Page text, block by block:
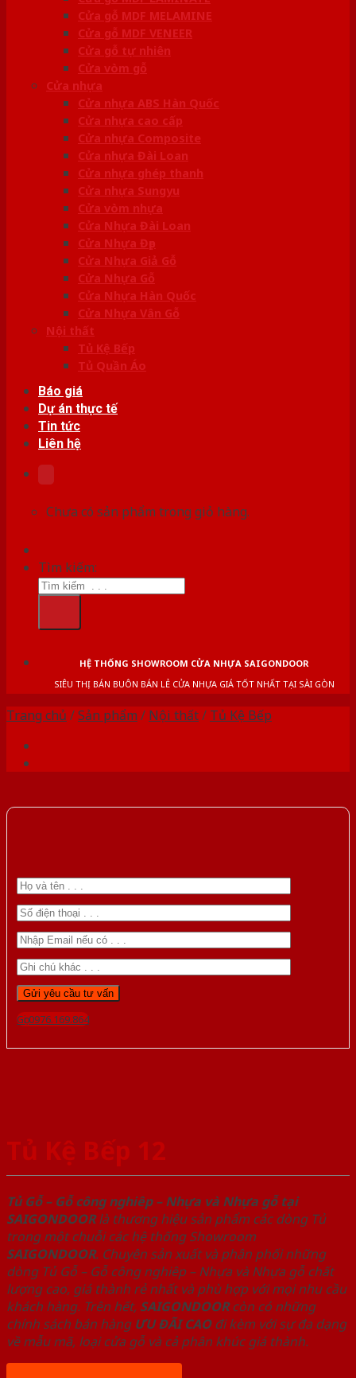
Cửa gỗ MDF MELAMINE
Cửa gỗ MDF VENEER
Cửa gỗ tự nhiên
Cửa vòm gỗ
Cửa nhựa
Cửa nhựa ABS Hàn Quốc
Cửa nhựa cao cấp
Cửa nhựa Composite
Cửa nhựa Đài Loan
Cửa nhựa ghép thanh
Cửa nhựa Sungyu
Cửa vòm nhựa
Cửa Nhựa Đài Loan
Cửa Nhựa Đẹp
Cửa Nhựa Giả Gỗ
Cửa Nhựa Gỗ
Cửa Nhựa Hàn Quốc
Cửa Nhựa Vân Gỗ
Nội thất
Tủ Kệ Bếp
Tủ Quần Áo
Báo giá
Dự án thực tế
Tin tức
Liên hệ
Chưa có sản phẩm trong giỏ hàng.
Tìm kiếm:
HỆ THỐNG SHOWROOM CỬA NHỰA SAIGONDOOR
SIÊU THỊ BÁN BUÔN BÁN LẺ CỬA NHỰA GIÁ TỐT NHẤT TẠI SÀI GÒN
Trang chủ /Sản phẩm / Nội thất/ Tủ Kệ Bếp
Gọi 0976.169.864
Tủ Kệ Bếp 12
Tủ Gỗ – Gỗ công nghiêp – Nhựa và Nhựa gỗ tại
SAIGONDOORlà thương hiệu sản phẩm các dòng Tủ
trong một chuỗi các hệ thống Showroom
SAIGONDOOR. Chuyên sản xuất và phân phối những
dòng Tủ Gỗ – Gỗ công nghiêp – Nhựa và Nhựa gỗ chất
lượng cao, giá thành rẻ nhất và phù hợp với mọi nhu cầu
khách hàng. Trên hết, SAIGONDOORcòn có những
chính sách bán hàng ƯU ĐÃI CAOđi kèm với sự đa dạng
về mẫu mã, loại cửa gỗ và cả phân khúc giá thành.